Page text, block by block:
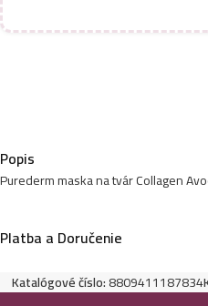
Popis
Purederm maska na tvár Collagen
Platba a Doručenie
Katalógové číslo:8809411187834